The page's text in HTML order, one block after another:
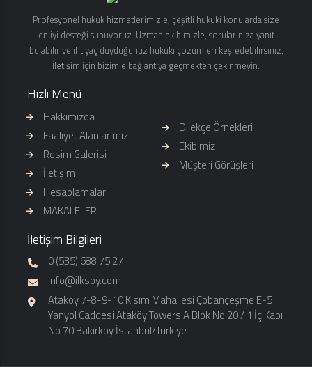
Profesyonel hukuk hizmetlerimizle, çeşitli hukuki konularda size
en iyi desteği sunuyoruz. Uzman ekibimizle, sorularınıza yanıt
bulabilir ve ihtiyaç duyduğunuz hukuki çözümleri keşfedebilirsiniz.
İletişim için bizimle bağlantıya geçmekten çekinmeyin.
Hızlı Menü
Hakkımızda
Faaliyet Alanlarımız
Resim Galerisi
İletişim
Hesaplamalar
MAKALELER
Dilekçe Örnekleri
Ekibimiz
Müşteri Görüşleri
İletişim Bilgileri
0 (535) 688 75 27
info@ilksoy.com
Ataköy 7-8-9-10 Kısım Mahallesi Çobançeşme E-5
Yanyol Caddesi Ataköy Towers A Blok No 20 / 1 İç Kapı
No 70 Bakırköy İstanbul/Türkiye